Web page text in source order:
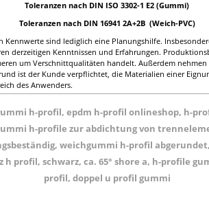
Toleranzen nach DIN ISO 3302-1 E2 (Gummi)
Toleranzen nach DIN 16941 2A+2B (Weich-PVC)
Kennwerte sind lediglich eine Planungshilfe.
derzeitigen Kenntnissen und Erfahrungen.
um Verschnittqualitäten handelt. Außerdem
ist der Kunde verpflichtet, die Materialien einer
des Anwenders.
h-profil, epdm h-profil onlineshop, h-
h-profile zur abdichtung von
weichgummi h-profil
profil, schwarz, ca. 65° shore a, h-profile
profil, doppel u profil gummi